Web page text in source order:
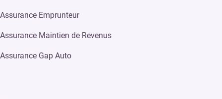
Assurance Emprunteur
Assurance Maintien de Revenus
Assurance Gap Auto